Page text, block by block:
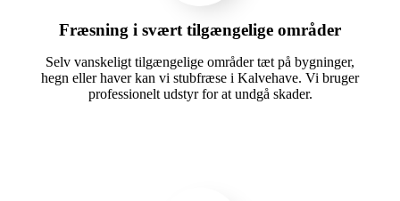
Fræsning i svært tilgængelige områder
Selv vanskeligt tilgængelige områder tæt på bygninger,
hegn eller haver kan vi stubfræse i Kalvehave. Vi bruger
professionelt udstyr for at undgå skader.